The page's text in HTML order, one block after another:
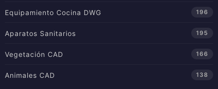
Equipamiento Cocina DWG 196
Aparatos Sanitarios 195
Vegetación CAD 166
Animales CAD 138